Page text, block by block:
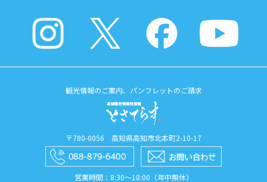
観光情報のご案内、パンフレットのご請求
〒780-0056 高知県高知市北本町2-10-17
営業時間：8:30〜18:00（年中無休）